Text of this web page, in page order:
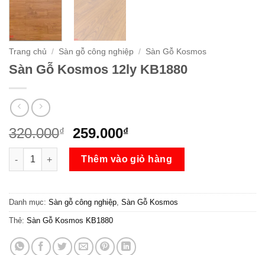
Trang chủ / Sàn gỗ công nghiệp / Sàn Gỗ Kosmos
Sàn Gỗ Kosmos 12ly KB1880
320.000₫
Giá
gốc
là:
320.000₫.
259.000₫Giá
hiện
tại
là:
259.000₫.
Sàn Gỗ Kosmos 12ly KB1880 số lượng
Thêm vào giỏ hàng
Danh mục: Sàn gỗ công nghiệp, Sàn Gỗ Kosmos
Thẻ: Sàn Gỗ Kosmos KB1880